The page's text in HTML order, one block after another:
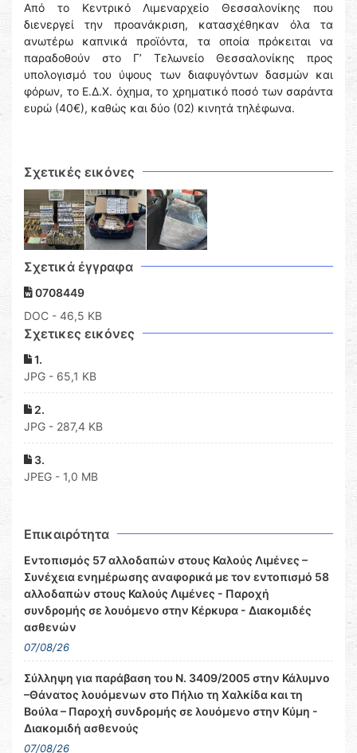
Από το Κεντρικό Λιμεναρχείο Θεσσαλονίκης που
διενεργεί την προανάκριση, κατασχέθηκαν όλα τα
ανωτέρω καπνικά προϊόντα, τα οποία πρόκειται να
παραδοθούν στο Γ’ Τελωνείο Θεσσαλονίκης προς
υπολογισμό του ύψους των διαφυγόντων δασμών και
φόρων, το Ε.Δ.Χ. όχημα, το χρηματικό ποσό των σαράντα
ευρώ (40€), καθώς και δύο (02) κινητά τηλέφωνα.
Σχετικές εικόνες
Σχετικά έγγραφα
0708449
DOC - 46,5 KB
Σχετικες εικόνες
1.
JPG - 65,1 KB
2.
JPG - 287,4 KB
3.
JPEG - 1,0 MB
Επικαιρότητα
Εντοπισμός 57 αλλοδαπών στους Καλούς Λιμένες –
Συνέχεια ενημέρωσης αναφορικά με τον εντοπισμό 58
αλλοδαπών στους Καλούς Λιμένες - Παροχή
συνδρομής σε λουόμενο στην Κέρκυρα - Διακομιδές
ασθενών
07/08/26
Σύλληψη για παράβαση του Ν. 3409/2005 στην Κάλυμνο
–Θάνατος λουόμενων στο Πήλιο τη Χαλκίδα και τη
Βούλα – Παροχή συνδρομής σε λουόμενο στην Κύμη -
Διακομιδή ασθενούς
07/08/26